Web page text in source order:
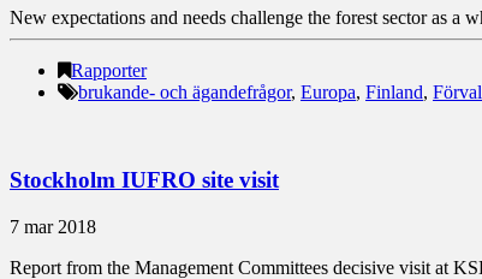
New expectations and needs challenge the forest sector as a
Rapporter
brukande- och ägandefrågor, Europa, Finland,
Stockholm IUFRO site visit
7 mar 2018
Report from the Management Committees decisive visit at